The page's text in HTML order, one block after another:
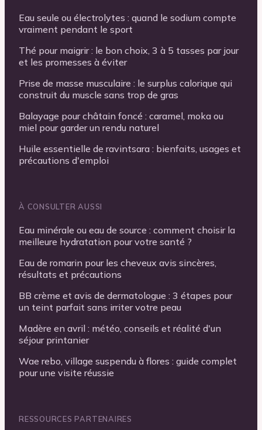
Eau seule ou électrolytes : quand le sodium compte
vraiment pendant le sport
Thé pour maigrir : le bon choix, 3 à 5 tasses par jour
et les promesses à éviter
Prise de masse musculaire : le surplus calorique qui
construit du muscle sans trop de gras
Balayage pour châtain foncé : caramel, moka ou
miel pour garder un rendu naturel
Huile essentielle de ravintsara : bienfaits, usages et
précautions d'emploi
À CONSULTER AUSSI
Eau minérale ou eau de source : comment choisir la
meilleure hydratation pour votre santé ?
Eau de romarin pour les cheveux avis sincères,
résultats et précautions
BB crème et avis de dermatologue : 3 étapes pour
un teint parfait sans irriter votre peau
Madère en avril : météo, conseils et réalité d'un
séjour printanier
Wae rebo, village suspendu à flores : guide complet
pour une visite réussie
RESSOURCES PARTENAIRES